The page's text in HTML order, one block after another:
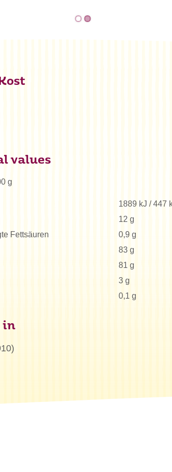
values
g
1889 kJ / 447
12 g
Fettsäuren
0,9 g
83 g
81 g
3 g
0,1 g
in